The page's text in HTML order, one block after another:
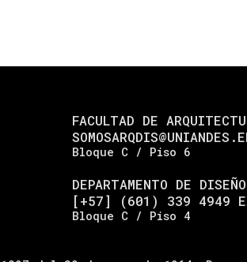
FACULTAD DE
Bloque C / Piso 6
DEPARTAMENTO DE DISEÑO
[+57] (601) 339 4949
Bloque C / Piso 4